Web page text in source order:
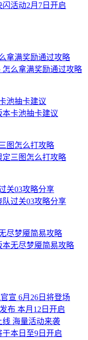
活动2月7日开启
么拿满奖励通过攻略
卡池抽卡建议
三图怎么打攻略
过关03攻略分享
无尽梦魇简易攻略
宣 6月26日将登场
布 本月12日开启
线 海量活动来袭
本日至9日开启